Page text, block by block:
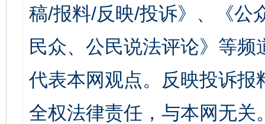
稿/报料/反映/投诉》、《公
民众、公民说法评论》等
代表本网观点。反映投诉
全权法律责任，与本网无